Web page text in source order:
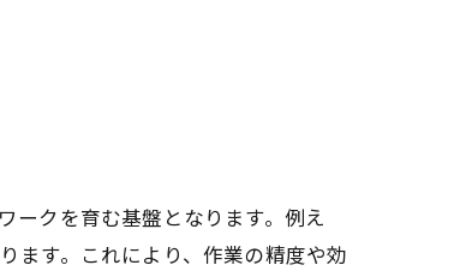
ークを育む基盤となります。例え
ます。これにより、作業の精度や効